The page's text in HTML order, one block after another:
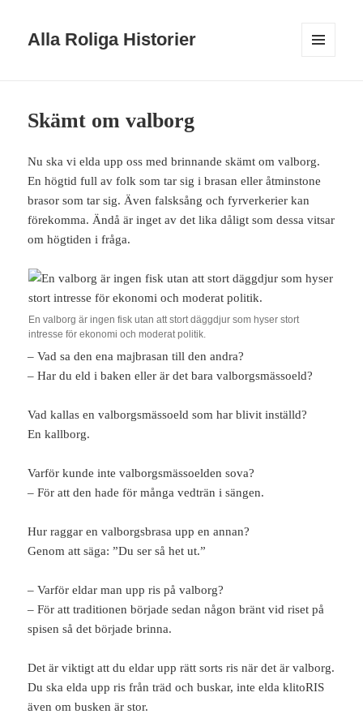
Alla Roliga Historier
Skämt om valborg
Nu ska vi elda upp oss med brinnande skämt om valborg.
En högtid full av folk som tar sig i brasan eller åtminstone
brasor som tar sig. Även falsksång och fyrverkerier kan
förekomma. Ändå är inget av det lika dåligt som dessa vitsar
om högtiden i fråga.
En valborg är ingen fisk utan att stort däggdjur som hyser stort
intresse för ekonomi och moderat politik.
– Vad sa den ena majbrasan till den andra?
– Har du eld i baken eller är det bara valborgsmässoeld?
Vad kallas en valborgsmässoeld som har blivit inställd?
En kallborg.
Varför kunde inte valborgsmässoelden sova?
– För att den hade för många vedträn i sängen.
Hur raggar en valborgsbrasa upp en annan?
Genom att säga: ”Du ser så het ut.”
– Varför eldar man upp ris på valborg?
– För att traditionen började sedan någon bränt vid riset på
spisen så det började brinna.
Det är viktigt att du eldar upp rätt sorts ris när det är valborg.
Du ska elda upp ris från träd och buskar, inte elda klitoRIS
även om busken är stor.